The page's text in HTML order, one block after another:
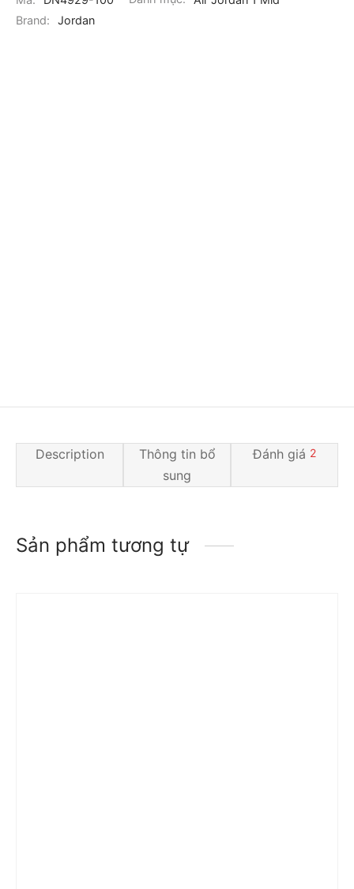
Brand:
Jordan
Description
Thông tin bổ
sung
Đánh giá 2
Sản phẩm tương tự